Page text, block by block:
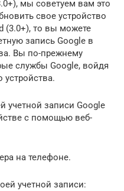
мы советуем вам это
свое устройство
(3.0+), то вы можете
запись Google в
Вы по-прежнему
службы Google, войдя
устройства.
учетной записи Google
с помощью веб-
на телефоне.
учетной записи: